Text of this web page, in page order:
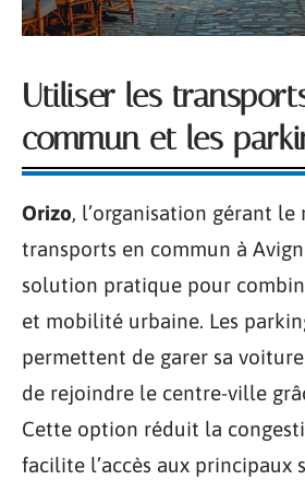
Utiliser les
commun et les
Orizo, l’organisation gérant le
transports en commun à
solution pratique pour
et mobilité urbaine. Les
permettent de garer sa
de rejoindre le centre-ville
Cette option réduit la
facilite l’accès aux principaux